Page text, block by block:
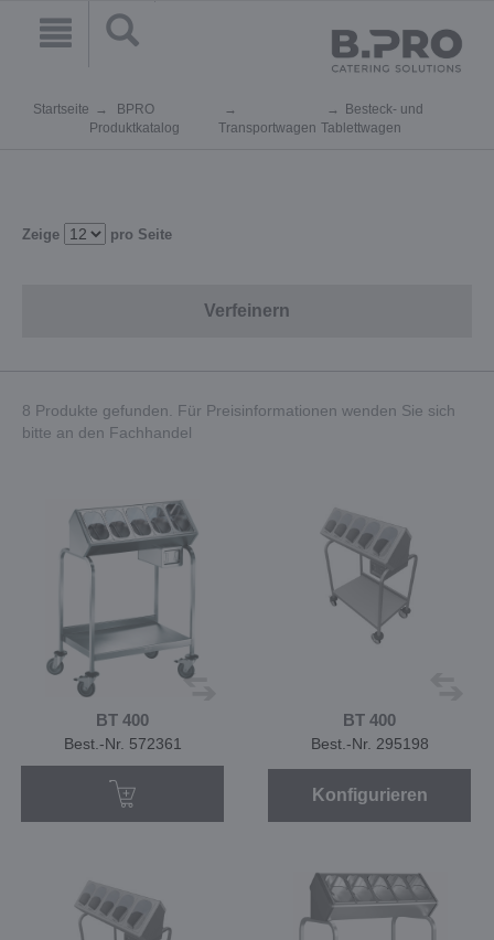
Startseite
BPRO
Produktkatalog
Transportwagen
Besteck- und
Tablettwagen
Zeige pro Seite
Verfeinern
8 Produkte gefunden. Für Preisinformationen wenden Sie sich
bitte an den Fachhandel
BT 400
Best.-Nr. 572361
BT 400
Best.-Nr. 295198
Konfigurieren